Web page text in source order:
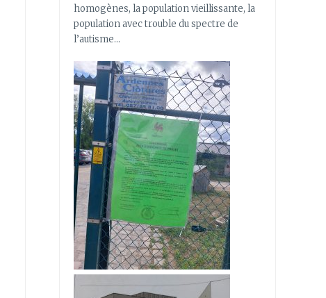
homogènes, la population vieillissante, la
population avec trouble du spectre de
l’autisme…